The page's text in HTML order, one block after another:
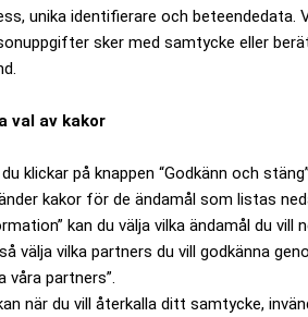
unika identifierare och beteendedata.
sker med samtycke eller
val av kakor
klickar på knappen “Godkänn och
kakor för de ändamål som listas
kan du välja vilka ändamål du vill
välja vilka partners du vill godkänna
våra partners”.
när du vill återkalla ditt samtycke,
Exxon och Chevron för att